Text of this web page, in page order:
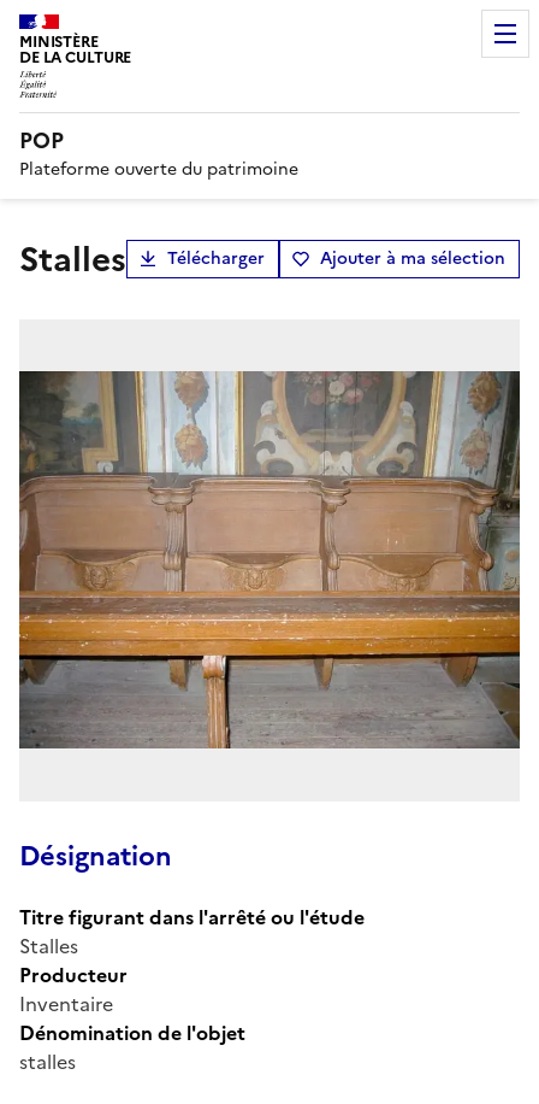
MINISTÈRE
DE LA CULTURE
POP
Plateforme ouverte du patrimoine
Stalles Télécharger Ajouter à ma sélection
Désignation
Titre figurant dans l'arrêté ou l'étude
Stalles
Producteur
Inventaire
Dénomination de l'objet
stalles